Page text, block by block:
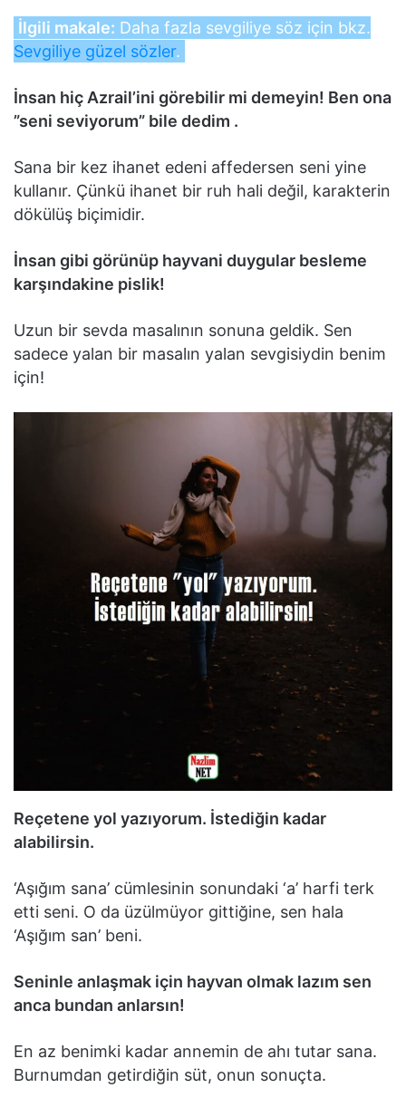
İlgili makale: Daha fazla sevgiliye söz için bkz.
Sevgiliye güzel sözler.
İnsan hiç Azrail’ini görebilir mi demeyin! Ben ona
”seni seviyorum” bile dedim .
Sana bir kez ihanet edeni affedersen seni yine
kullanır. Çünkü ihanet bir ruh hali değil, karakterin
dökülüş biçimidir.
İnsan gibi görünüp hayvani duygular besleme
karşındakine pislik!
Uzun bir sevda masalının sonuna geldik. Sen
sadece yalan bir masalın yalan sevgisiydin benim
için!
Reçetene yol yazıyorum. İstediğin kadar
alabilirsin.
‘Aşığım sana’ cümlesinin sonundaki ‘a’ harfi terk
etti seni. O da üzülmüyor gittiğine, sen hala
‘Aşığım san’ beni.
Seninle anlaşmak için hayvan olmak lazım sen
anca bundan anlarsın!
En az benimki kadar annemin de ahı tutar sana.
Burnumdan getirdiğin süt, onun sonuçta.